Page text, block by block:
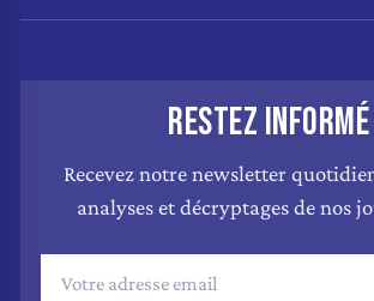
RESTEZ INFORMÉ
Recevez notre newsletter
analyses et décryptages de nos